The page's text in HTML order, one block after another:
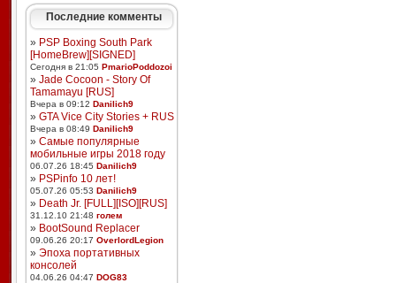
Последние комменты
» PSP Boxing South Park
[HomeBrew][SIGNED]
Сегодня в 21:05 PmarioPoddozoi
» Jade Cocoon - Story Of
Tamamayu [RUS]
Вчера в 09:12 Danilich9
» GTA Vice City Stories + RUS
Вчера в 08:49 Danilich9
» Самые популярные
мобильные игры 2018 году
06.07.26 18:45 Danilich9
» PSPinfo 10 лет!
05.07.26 05:53 Danilich9
» Death Jr. [FULL][ISO][RUS]
31.12.10 21:48 голем
» BootSound Replacer
09.06.26 20:17 OverlordLegion
» Эпоха портативных
консолей
04.06.26 04:47 DOG83